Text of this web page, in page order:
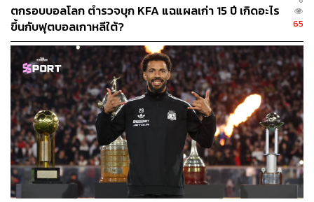
ตกรอบบอลโลก ตำรวจบุก KFA แฉแผลเก่า 15 ปี เกิดอะไร
ขึ้นกับฟุตบอลเกาหลีใต้?
65